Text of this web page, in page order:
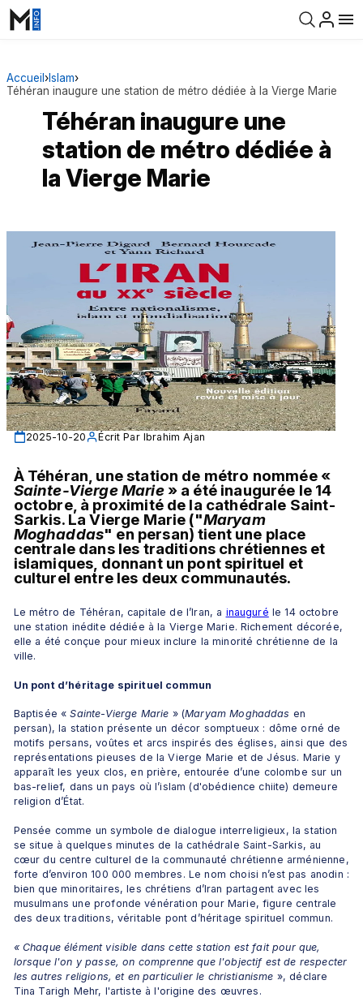
Accueil ›Islam›
Téhéran inaugure une station de métro dédiée à la Vierge Marie
Téhéran inaugure une
station de métro dédiée à
la Vierge Marie
2025-10-20 Écrit Par Ibrahim Ajan
À Téhéran, une station de métro nommée «
Sainte-Vierge Marie » a été inaugurée le 14
octobre, à proximité de la cathédrale Saint-
Sarkis. La Vierge Marie ("Maryam
Moghaddas" en persan) tient une place
centrale dans les traditions chrétiennes et
islamiques, donnant un pont spirituel et
culturel entre les deux communautés.
Le métro de Téhéran, capitale de l’Iran, a inauguré le 14 octobre
une station inédite dédiée à la Vierge Marie. Richement décorée,
elle a été conçue pour mieux inclure la minorité chrétienne de la
ville.
Un pont d’héritage spirituel commun
Baptisée « Sainte-Vierge Marie » (Maryam Moghaddas en
persan), la station présente un décor somptueux : dôme orné de
motifs persans, voûtes et arcs inspirés des églises, ainsi que des
représentations pieuses de la Vierge Marie et de Jésus. Marie y
apparaît les yeux clos, en prière, entourée d’une colombe sur un
bas-relief, dans un pays où l’islam (d'obédience chiite) demeure
religion d’État.
Pensée comme un symbole de dialogue interreligieux, la station
se situe à quelques minutes de la cathédrale Saint-Sarkis, au
cœur du centre culturel de la communauté chrétienne arménienne,
forte d’environ 100 000 membres. Le nom choisi n’est pas anodin :
bien que minoritaires, les chrétiens d’Iran partagent avec les
musulmans une profonde vénération pour Marie, figure centrale
des deux traditions, véritable pont d’héritage spirituel commun.
« Chaque élément visible dans cette station est fait pour que,
lorsque l'on y passe, on comprenne que l'objectif est de respecter
les autres religions, et en particulier le christianisme », déclare
Tina Tarigh Mehr, l'artiste à l'origine des œuvres.